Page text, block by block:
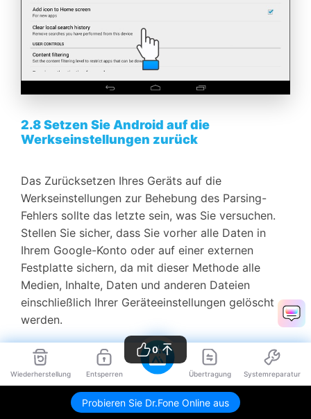
Wiederherstellung Entsperren Übertragung Systemreparatur
Probieren Sie Dr.Fone Online aus
2.8 Setzen Sie Android auf die
Werkseinstellungen zurück
Das Zurücksetzen Ihres Geräts auf die
Werkseinstellungen zur Behebung des Parsing-
Fehlers sollte das letzte sein, was Sie versuchen.
Stellen Sie sicher, dass Sie vorher alle Daten in
Ihrem Google-Konto oder auf einer externen
Festplatte sichern, da mit dieser Methode alle
Medien, Inhalte, Daten und anderen Dateien
einschließlich Ihrer Geräteeinstellungen gelöscht
werden.
Führen Sie die folgenden Schritte aus, um Ihr Gerät
auf die Werkseinstellungen zurückzusetzen:
0